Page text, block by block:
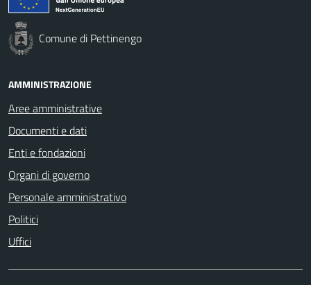
Comune di Pettinengo
AMMINISTRAZIONE
Aree amministrative
Documenti e dati
Enti e fondazioni
Organi di governo
Personale amministrativo
Politici
Uffici